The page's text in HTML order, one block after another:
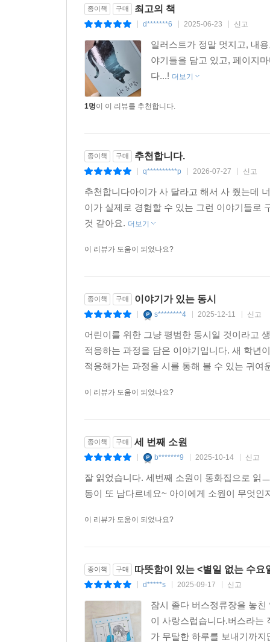
종이책 구매 최고의 책
d*******6 2025-06-23 신고
일러스트가 정말 멋지고, 내
야기들을 담고 있고, 페이지
다...! 더보기
1명이 이 리뷰를 추천합니다.
종이책 구매 추천합니다.
q**********p 2026-07-27 신고
추천합니다아이가 사 달라고 해서 사 줬는데
이가 실제로 경험할 수 있는 그런 이야기들로
것 같아요. 더보기
이 리뷰가 도움이 되었나요?
종이책 구매 이야기가 있는 동시
s********4 2025-12-11 신고
어린이를 위한 그냥 평범한 동시일 것이라고
적응하는 과정을 담은 이야기입니다. 새 학년
적응해가는 과정을 시를 통해 볼 수 있는 귀여
이 리뷰가 도움이 되었나요?
종이책 구매 세 번째 소원
b*******9 2025-10-14 신고
잘 읽었습니다. 세번째 소원이 동화집으로 읽
동이 또 남다르네요~ 아이에게 소원이 무엇
이 리뷰가 도움이 되었나요?
종이책 구매 따뜻함이 있는 <별일 없는 수요
d*****s 2025-09-17 신고
잠시 졸다 버스정류장을 놓
이 사랑스럽습니다.버스라는
가 무탈한 하루를 보내기까지